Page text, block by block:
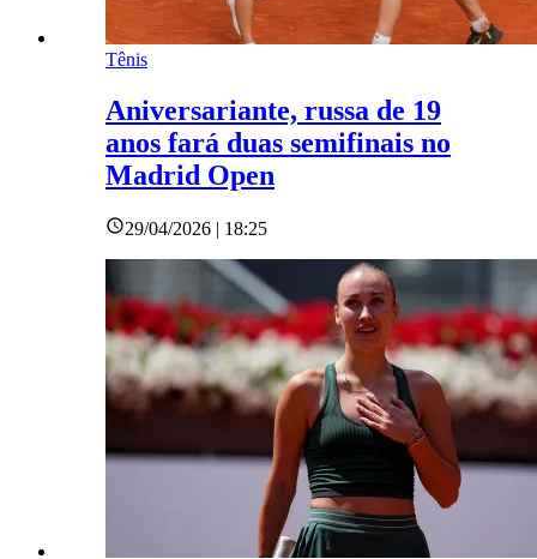
Tênis
Aniversariante, russa de 19
anos fará duas semifinais no
Madrid Open
29/04/2026 | 18:25